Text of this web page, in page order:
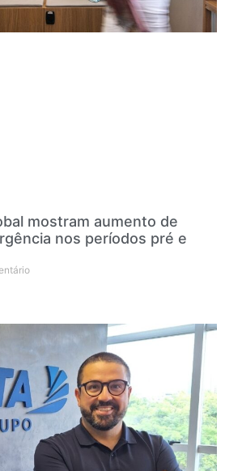
mostram aumento de
nos períodos pré e